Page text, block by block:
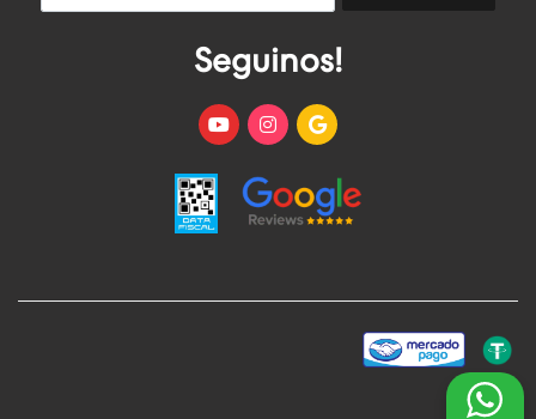
Seguinos!